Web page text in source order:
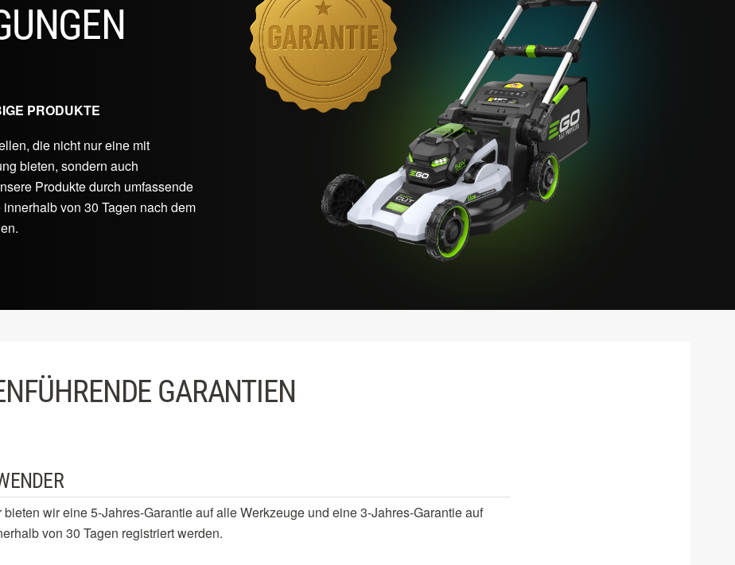
PRODUKTE
die nicht nur eine mit
bieten, sondern auch
Produkte durch umfassende
von 30 Tagen nach dem
GARANTIEN
wir eine 5-Jahres-Garantie auf alle Werkzeuge und eine 3-Jahres-Garantie auf
von 30 Tagen registriert werden.